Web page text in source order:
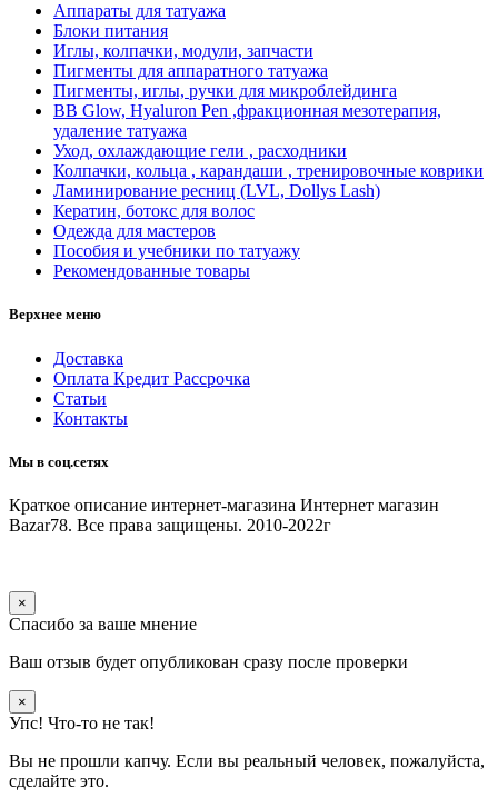
Аппараты для татуажа
Блоки питания
Иглы, колпачки, модули, запчасти
Пигменты для аппаратного татуажа
Пигменты, иглы, ручки для микроблейдинга
BB Glow, Hyaluron Pen ,фракционная мезотерапия,
удаление татуажа
Уход, охлаждающие гели , расходники
Колпачки, кольца , карандаши , тренировочные коврики
Ламинирование ресниц (LVL, Dollys Lash)
Кератин, ботокс для волос
Одежда для мастеров
Пособия и учебники по татуажу
Рекомендованные товары
Верхнее меню
Доставка
Оплата Кредит Рассрочка
Статьи
Контакты
Мы в соц.сетях
Краткое описание интернет-магазина Интернет магазин
Bazar78. Все права защищены. 2010-2022г
×
Спасибо за ваше мнение
Ваш отзыв будет опубликован сразу после проверки
×
Упс! Что-то не так!
Вы не прошли капчу. Если вы реальный человек, пожалуйста,
сделайте это.